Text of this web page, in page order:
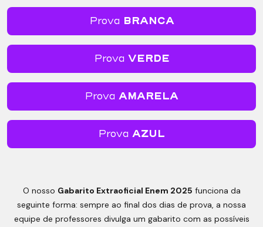
Prova BRANCA
Prova VERDE
Prova AMARELA
Prova AZUL
O nosso Gabarito Extraoficial Enem 2025 funciona da
seguinte forma: sempre ao final dos dias de prova, a nossa
equipe de professores divulga um gabarito com as possíveis